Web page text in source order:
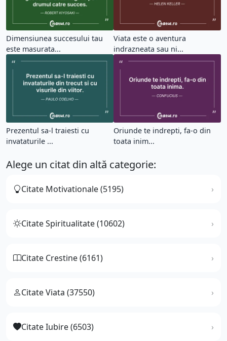
Dimensiunea succesului tau
este masurata...
Viata este o aventura
indrazneata sau ni...
Prezentul sa-l traiesti cu
invataturile ...
Oriunde te indrepti, fa-o din
toata inim...
Alege un citat din altă categorie:
Citate Motivationale (5195)
Citate Spiritualitate (10602)
Citate Crestine (6161)
Citate Viata (37550)
Citate Iubire (6503)